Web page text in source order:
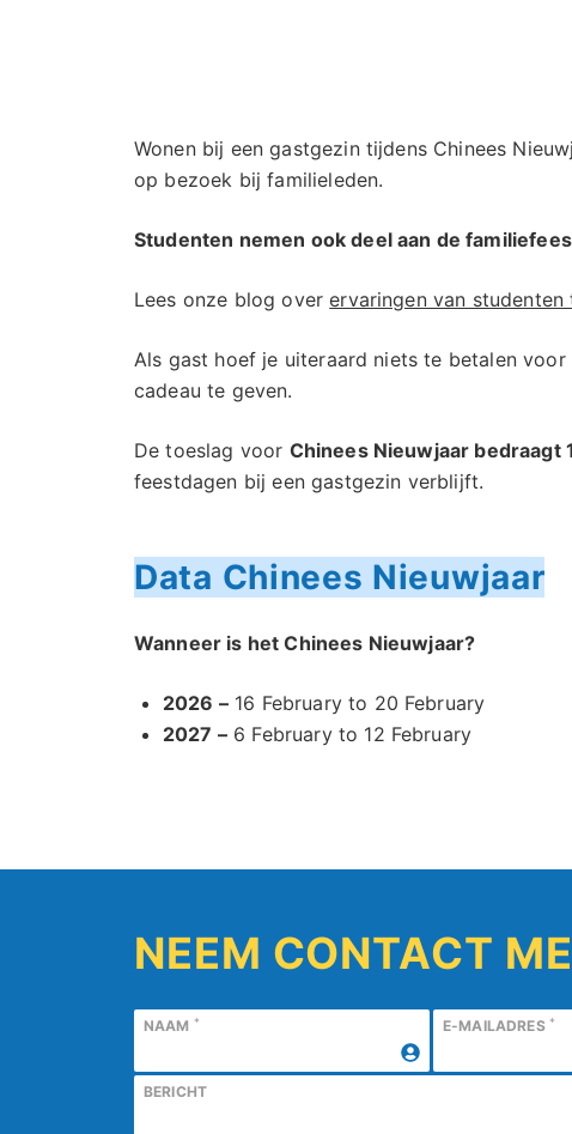
Wonen bij een gastgezin tijdens Chinees
op bezoek bij familieleden.
Studenten nemen ook deel aan de
Lees onze blog overervaringen van studenten
Als gast hoef je uiteraard niets te betalen
cadeau te geven.
De toeslag voor Chinees Nieuwjaar bedraagt
feestdagen bij een gastgezin verblijft.
Data Chinees Nieuwjaar
Wanneer is het Chinees Nieuwjaar?
2026 –16 February to 20 February
2027 –6 February to 12 February
NEEM CONTACT
NAAM * E-MAILADRES *
BERICHT